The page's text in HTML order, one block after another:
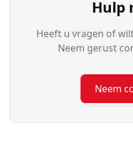
Hulp
Heeft u vragen of
Neem gerust
Neem